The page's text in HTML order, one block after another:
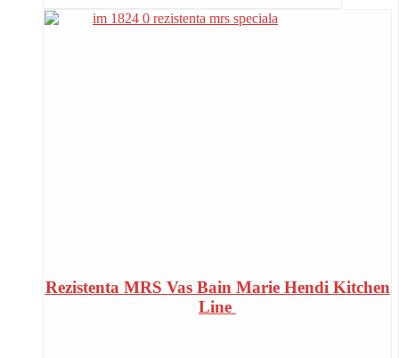
Rezistenta MRS Vas Bain Marie Hendi Kitchen
Line